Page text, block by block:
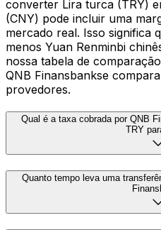
converter Lira turca (TRY)
(CNY) pode incluir uma
mercado real. Isso significa
menos Yuan Renminbi
nossa tabela de
QNB Finansbankse
provedores.
Qual é a taxa cobrada por QNB
TRY
Quanto tempo leva uma